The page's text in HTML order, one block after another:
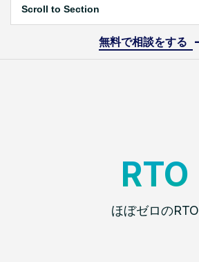
Scroll to Section
無料で相談をする
RTO
ほぼゼロのRTO